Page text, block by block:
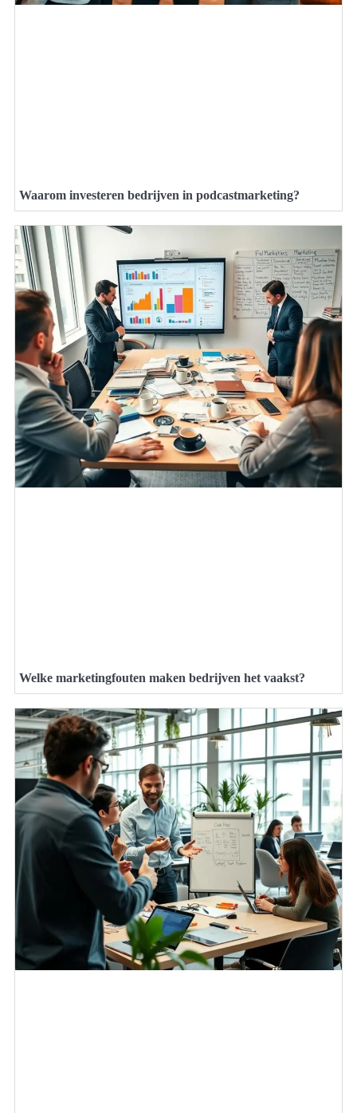
Waarom investeren bedrijven in podcastmarketing?
Welke marketingfouten maken bedrijven het vaakst?